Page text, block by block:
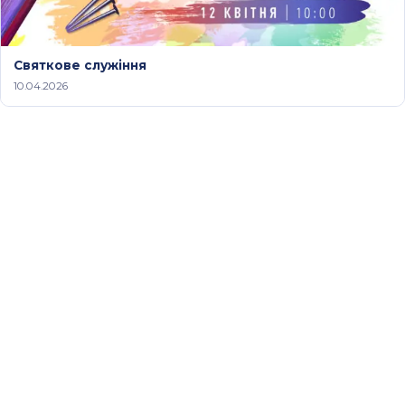
Святкове служіння
10.04.2026